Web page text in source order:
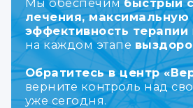
лечения, максимальную
эффективность терапии
на каждом этапе
Обратитесь в центр
верните контроль над
уже сегодня.